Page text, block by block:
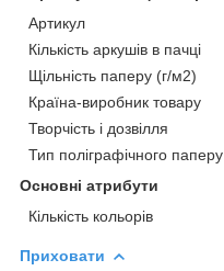
Артикул
Кількість аркушів в пачці
Щільність паперу (г/м2)
Країна-виробник товару
Творчість і дозвілля
Тип поліграфічного паперу
Основні атрибути
Кількість кольорів
Приховати